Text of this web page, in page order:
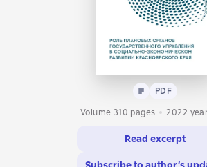
Text PDF
PDF
Volume 310 pages
2022
Read excerpt